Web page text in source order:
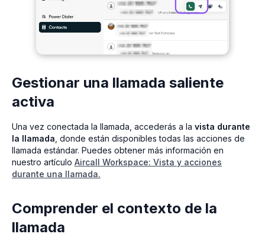
Gestionar una llamada saliente
activa
Una vez conectada la llamada, accederás a la vista durante
la llamada , donde están disponibles todas las acciones de
llamada estándar. Puedes obtener más información en
nuestro artículo Aircall Workspace: Vista y acciones
durante una llamada.
Comprender el contexto de la
llamada